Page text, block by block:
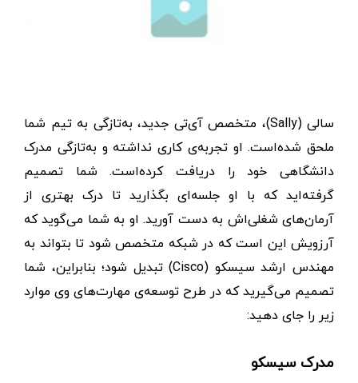
سالی (Sally)، متخصص آی‌تی جدید، به‌تازگی به تیم شما
ملحق شده‌است. او تجربه‌ی کاری نداشته‌ و به‌تازگی مدرک
دانشگاهی خود را دریافت کرده‌است. شما تصمیم
گرفته‌اید که با او جلسه‌ای بگذارید تا درک بهتری از
آرمان‌های شغلی‌اش به دست آورید. او به شما می‌گوید که
آرزویش این است که در شبکه‌‌ متخصص شود تا بتواند به
مهندس ارشد سیسکو (Cisco) تبدیل شود؛ بنابراین، شما
تصمیم می‌گیرید که در طرح توسعه‌ی مهارت‌های وی موارد
زیر را جای‌ دهید:
مدرک سیسکو